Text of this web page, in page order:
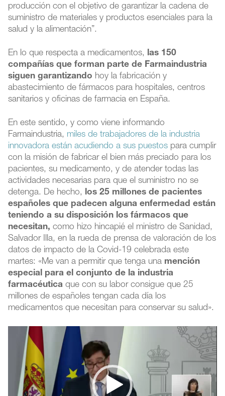
producción con el objetivo de garantizar la cadena de
suministro de materiales y productos esenciales para la
salud y la alimentación”.
En lo que respecta a medicamentos, las 150
compañías que forman parte de Farmaindustria
siguen garantizando hoy la fabricación y
abastecimiento de fármacos para hospitales, centros
sanitarios y oficinas de farmacia en España.
En este sentido, y como viene informando
Farmaindustria, miles de trabajadores de la industria
innovadora están acudiendo a sus puestos para cumplir
con la misión de fabricar el bien más preciado para los
pacientes, su medicamento, y de atender todas las
actividades necesarias para que el suministro no se
detenga. De hecho, los 25 millones de pacientes
españoles que padecen alguna enfermedad están
teniendo a su disposición los fármacos que
necesitan,como hizo hincapié el ministro de Sanidad,
Salvador Illa, en la rueda de prensa de valoración de los
datos de impacto de la Covid-19 celebrada este
martes: «Me van a permitir que tenga una mención
especial para el conjunto de la industria
farmacéutica que con su labor consigue que 25
millones de españoles tengan cada día los
medicamentos que necesitan para conservar su salud».
Reproductor
vídeo